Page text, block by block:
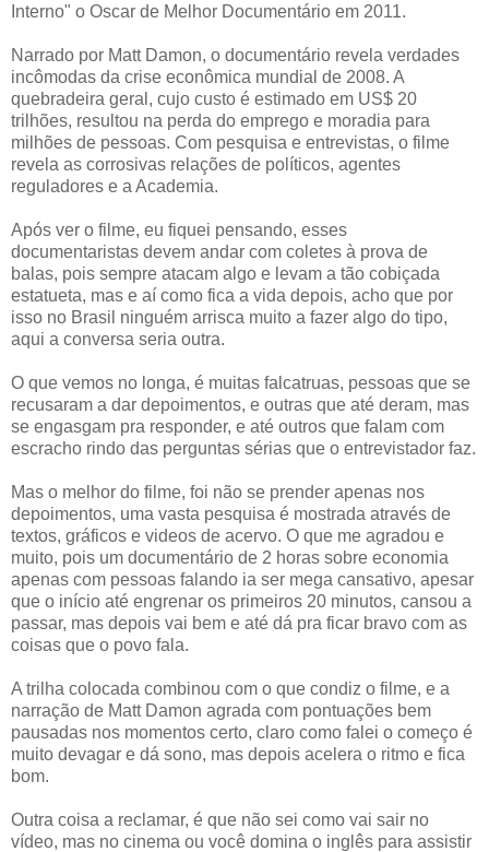
Interno" o Oscar de Melhor Documentário em 2011.
Narrado por Matt Damon, o documentário revela verdades
incômodas da crise econômica mundial de 2008. A
quebradeira geral, cujo custo é estimado em US$ 20
trilhões, resultou na perda do emprego e moradia para
milhões de pessoas. Com pesquisa e entrevistas, o filme
revela as corrosivas relações de políticos, agentes
reguladores e a Academia.
Após ver o filme, eu fiquei pensando, esses
documentaristas devem andar com coletes à prova de
balas, pois sempre atacam algo e levam a tão cobiçada
estatueta, mas e aí como fica a vida depois, acho que por
isso no Brasil ninguém arrisca muito a fazer algo do tipo,
aqui a conversa seria outra.
O que vemos no longa, é muitas falcatruas, pessoas que se
recusaram a dar depoimentos, e outras que até deram, mas
se engasgam pra responder, e até outros que falam com
escracho rindo das perguntas sérias que o entrevistador faz.
Mas o melhor do filme, foi não se prender apenas nos
depoimentos, uma vasta pesquisa é mostrada através de
textos, gráficos e videos de acervo. O que me agradou e
muito, pois um documentário de 2 horas sobre economia
apenas com pessoas falando ia ser mega cansativo, apesar
que o início até engrenar os primeiros 20 minutos, cansou a
passar, mas depois vai bem e até dá pra ficar bravo com as
coisas que o povo fala.
A trilha colocada combinou com o que condiz o filme, e a
narração de Matt Damon agrada com pontuações bem
pausadas nos momentos certo, claro como falei o começo é
muito devagar e dá sono, mas depois acelera o ritmo e fica
bom.
Outra coisa a reclamar, é que não sei como vai sair no
vídeo, mas no cinema ou você domina o inglês para assistir